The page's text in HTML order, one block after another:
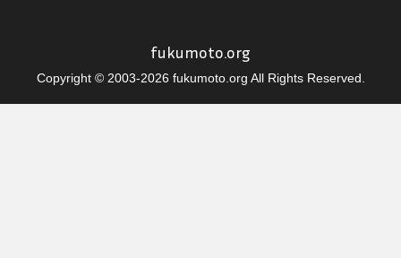
fukumoto.org
Copyright © 2003-2026 fukumoto.org All Rights Reserved.